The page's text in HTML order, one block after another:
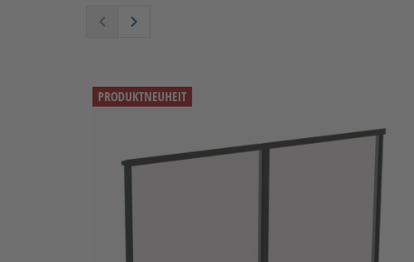
PRODUKTNEUHEIT